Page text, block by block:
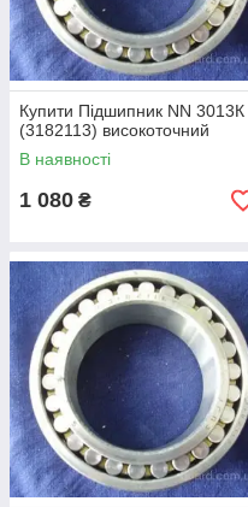
Купити Підшипник NN 3013К
(3182113) високоточний
В наявності
1 080 ₴